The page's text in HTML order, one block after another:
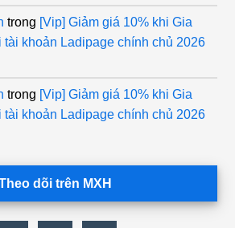
trong [Vip] Giảm giá 10% khi Gia
tài khoản Ladipage chính chủ 2026
trong [Vip] Giảm giá 10% khi Gia
tài khoản Ladipage chính chủ 2026
dõi trên MXH